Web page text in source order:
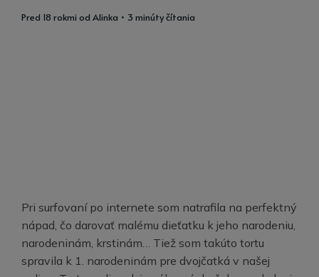
pred 18 rokmi od Alinka • 3 minúty čítania
Pri surfovaní po internete som natrafila na perfektný
nápad, čo darovať malému dieťatku k jeho narodeniu,
narodeninám, krstinám… Tiež som takúto tortu
spravila k 1. narodeninám pre dvojčatká v našej